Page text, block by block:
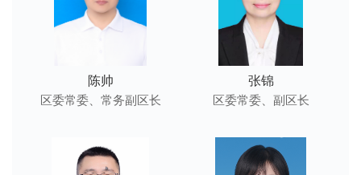
陈帅
区委常委、常务副区长
张锦
区委常委、副区长